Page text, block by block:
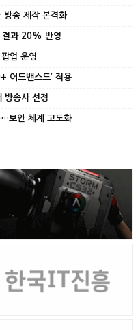
방송 제작 본격화
결과 20% 반영
업 운영
어드밴스드’ 적용
방송사 선정
…보안 체계 고도화